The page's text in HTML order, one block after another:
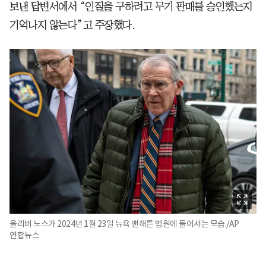
보낸 답변서에서 “인질을 구하려고 무기 판매를 승인했는지
기억나지 않는다”고 주장했다.
올리버 노스가 2024년 1월 23일 뉴욕 맨해튼 법원에 들어서는 모습./AP
연합뉴스